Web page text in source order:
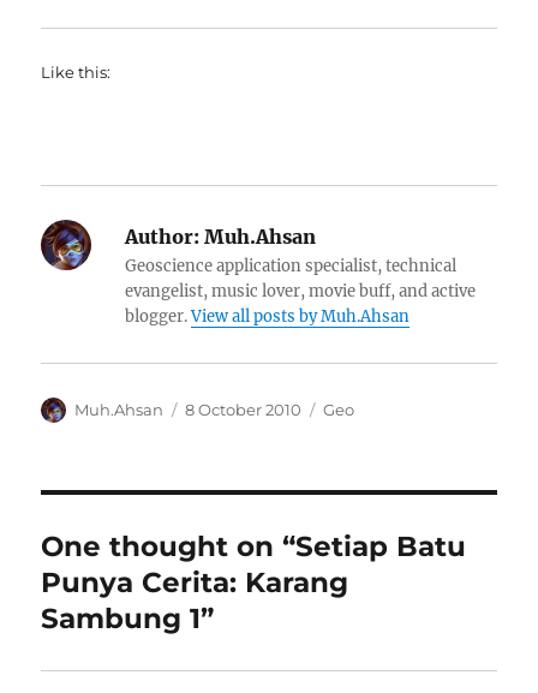
Like this:
Author: Muh.Ahsan
Geoscience application specialist, technical
evangelist, music lover, movie buff, and active
blogger.View all posts by Muh.Ahsan
Author
Muh.Ahsan
Posted
8 October 2010 Categories
Geo
One thought on “Setiap Batu
Punya Cerita: Karang
Sambung 1”